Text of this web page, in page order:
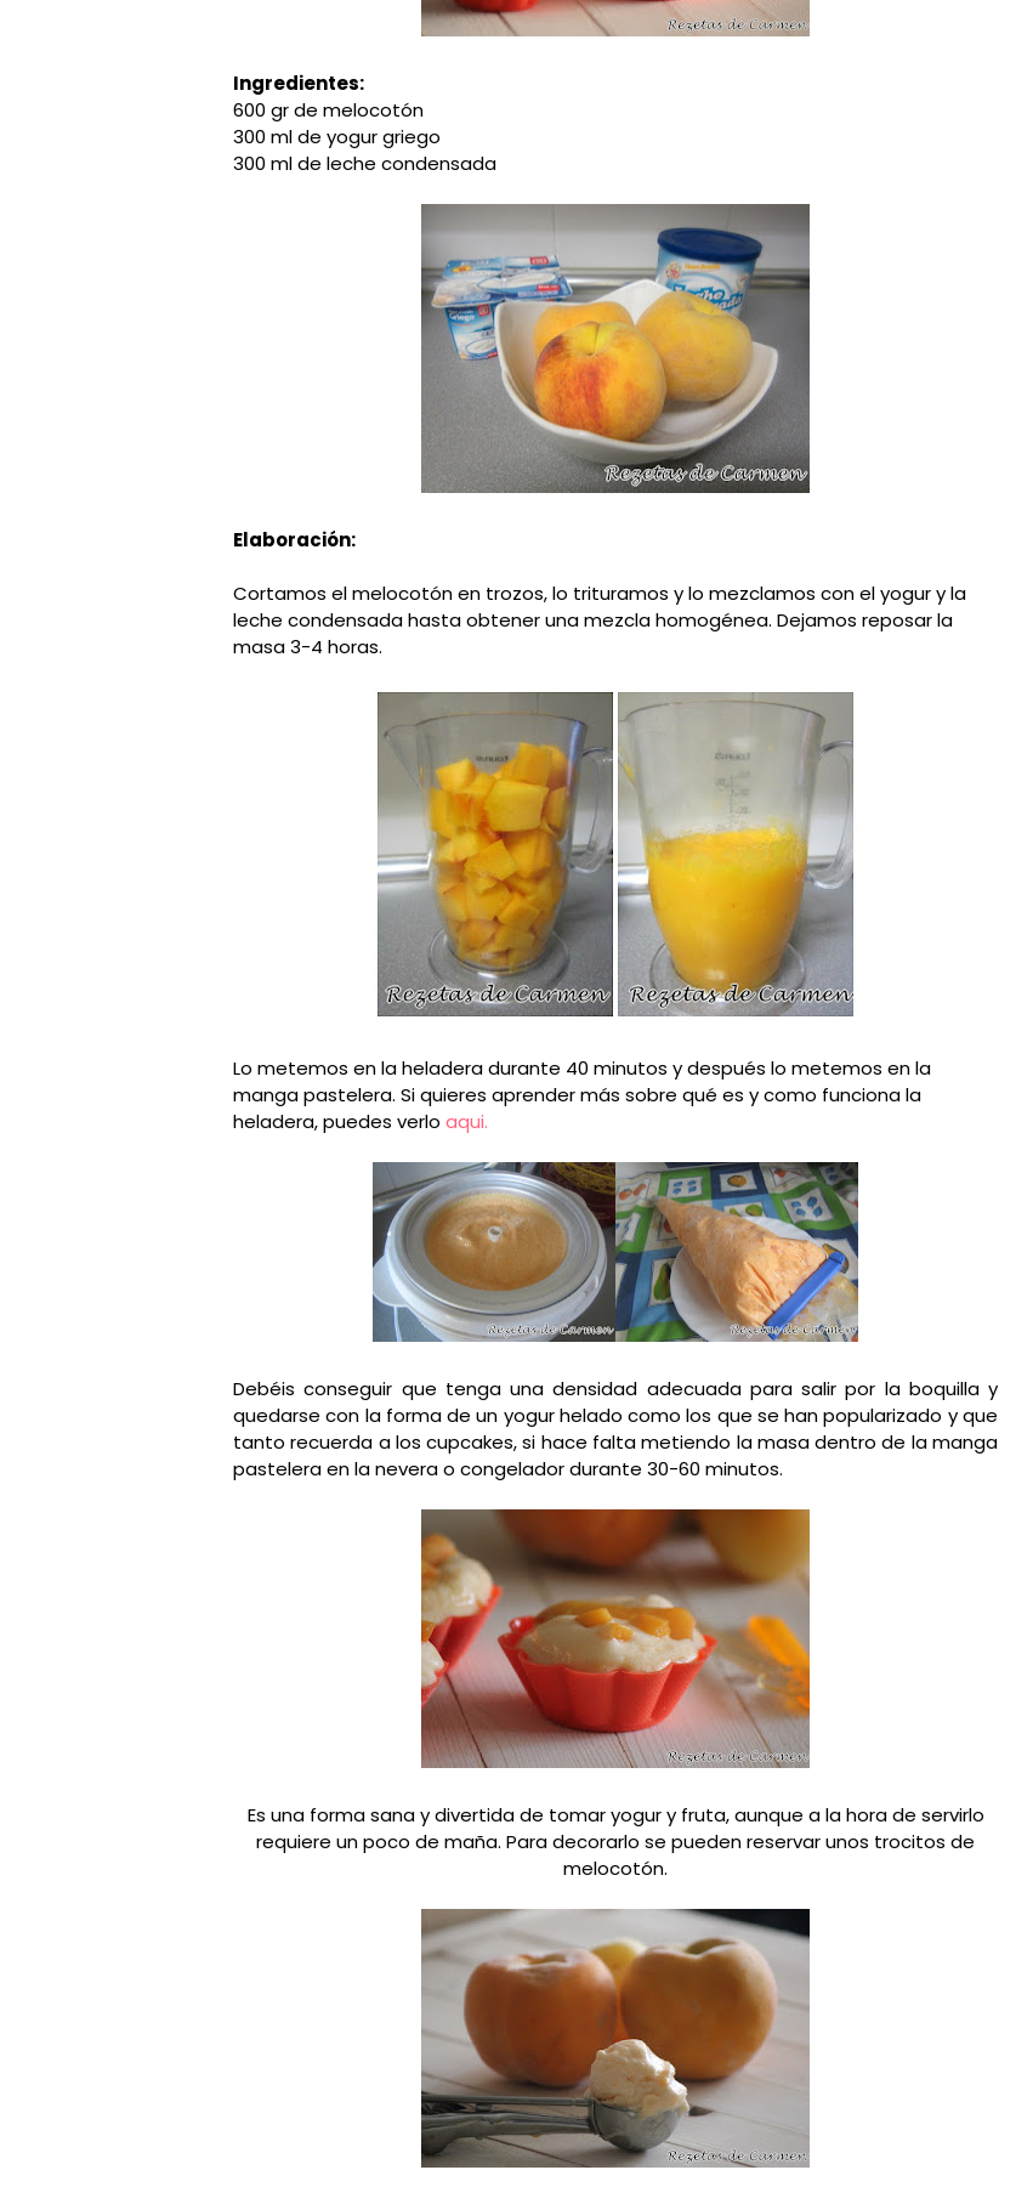
Ingredientes:
600 gr de melocotón
300 ml de yogur griego
300 ml de leche condensada
Elaboración:
Cortamos el melocotón en trozos, lo trituramos y lo mezclamos con el yogur y la
leche condensada hasta obtener una mezcla homogénea. Dejamos reposar la
masa 3-4 horas.
Lo metemos en la heladera durante 40 minutos y después lo metemos en la
manga pastelera. Si quieres aprender más sobre qué es y como funciona la
heladera, puedes verlo aqui.
Debéis conseguir que tenga una densidad adecuada para salir por la boquilla y
quedarse con la forma de un yogur helado como los que se han popularizado y que
tanto recuerda a los cupcakes, si hace falta metiendo la masa dentro de la manga
pastelera en la nevera o congelador durante 30-60 minutos.
Es una forma sana y divertida de tomar yogur y fruta, aunque a la hora de servirlo
requiere un poco de maña. Para decorarlo se pueden reservar unos trocitos de
melocotón.